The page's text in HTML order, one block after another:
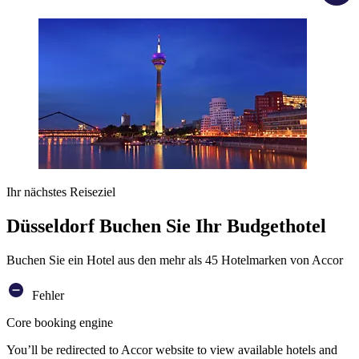
Ihr nächstes Reiseziel
Düsseldorf Buchen Sie Ihr Budgethotel
Buchen Sie ein Hotel aus den mehr als 45 Hotelmarken von Accor
Fehler
Core booking engine
You’ll be redirected to Accor website to view available hotels and